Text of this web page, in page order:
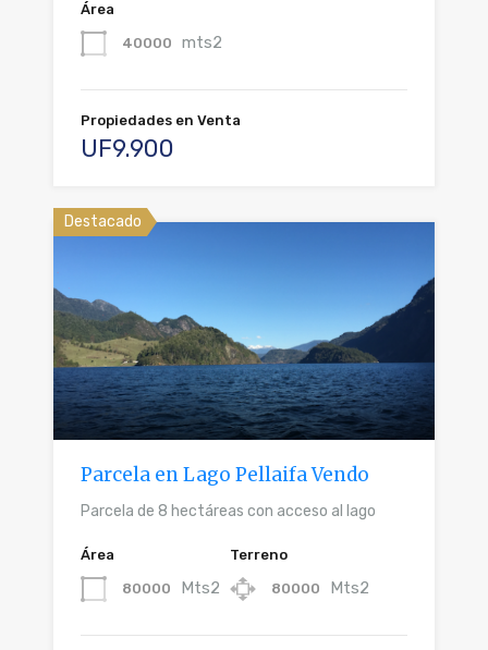
Área
40000 mts2
Propiedades en Venta
UF9.900
Destacado
Parcela en Lago Pellaifa Vendo
Parcela de 8 hectáreas con acceso al lago
Área
80000 Mts2
Terreno
80000 Mts2